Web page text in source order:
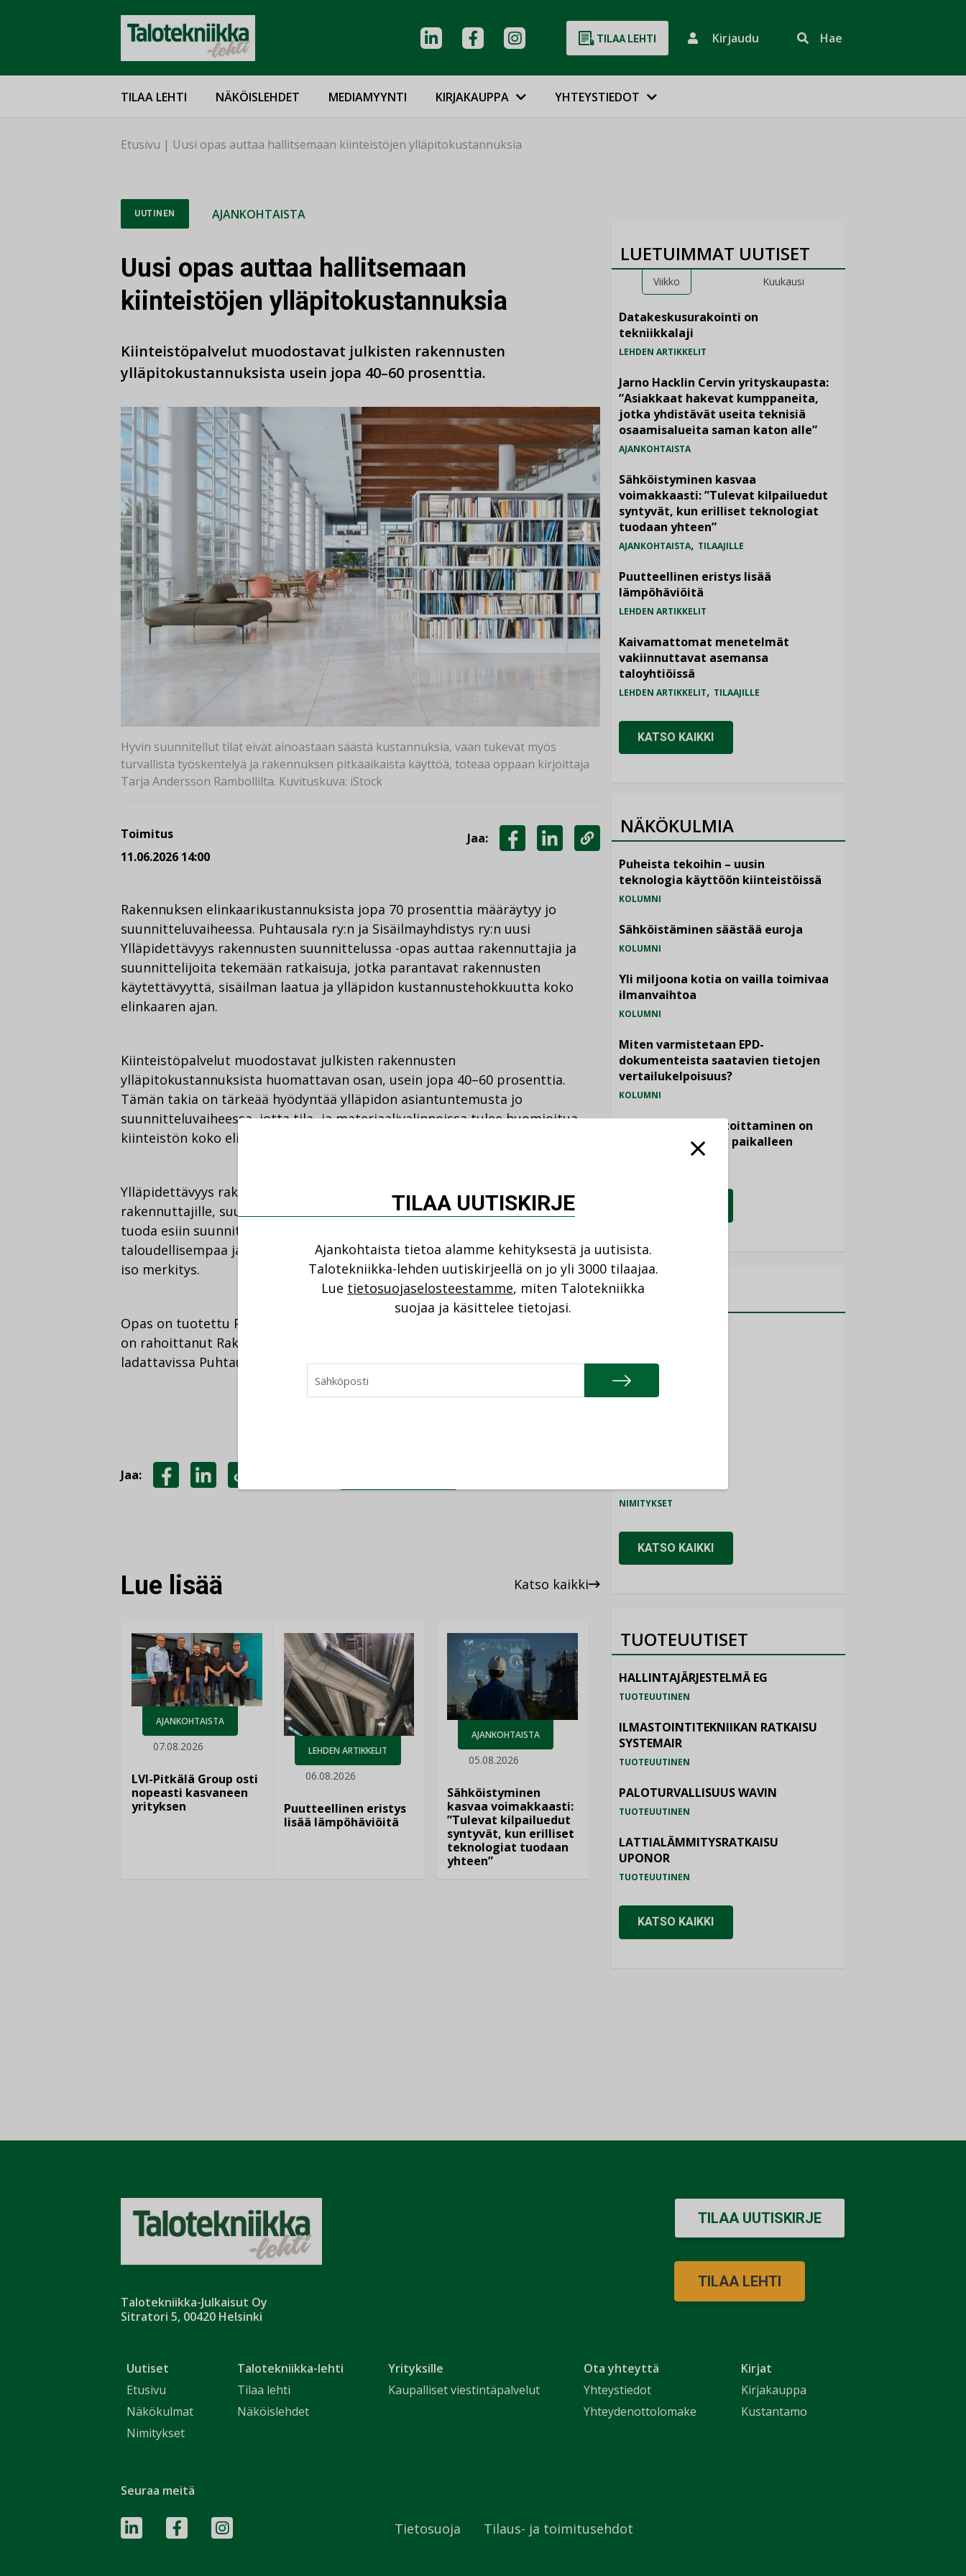
TILAA LEHTI Kirjaudu Hae
TILAA LEHTI NÄKÖISLEHDET MEDIAMYYNTI KIRJAKAUPPA YHTEYSTIEDOT
Etusivu | Uusi opas auttaa hallitsemaan kiinteistöjen ylläpitokustannuksia
UUTINEN AJANKOHTAISTA
Uusi opas auttaa hallitsemaan
kiinteistöjen ylläpitokustannuksia
Kiinteistöpalvelut muodostavat julkisten rakennusten
ylläpitokustannuksista usein jopa 40–60 prosenttia.
Hyvin suunnitellut tilat eivät ainoastaan säästä kustannuksia, vaan tukevat myös
turvallista työskentelyä ja rakennuksen pitkäaikaista käyttöä, toteaa oppaan kirjoittaja
Tarja Andersson Rambollilta. Kuvituskuva: iStock
Toimitus
11.06.2026 14:00
Jaa:
LINKEDINISSÄ
KOPIOI
LINKKI
Rakennuksen elinkaarikustannuksista jopa 70 prosenttia määräytyy jo
suunnitteluvaiheessa. Puhtausala ry:n ja Sisäilmayhdistys ry:n uusi
Ylläpidettävyys rakennusten suunnittelussa -opas auttaa rakennuttajia ja
suunnittelijoita tekemään ratkaisuja, jotka parantavat rakennusten
käytettävyyttä, sisäilman laatua ja ylläpidon kustannustehokkuutta koko
elinkaaren ajan.
Kiinteistöpalvelut muodostavat julkisten rakennusten
ylläpitokustannuksista huomattavan osan, usein jopa 40–60 prosenttia.
Tämän takia on tärkeää hyödyntää ylläpidon asiantuntemusta jo
suunnitteluvaiheessa, jotta tila- ja materiaalivalinnoissa tulee huomioitua
kiinteistön koko elinkaaren aikana ylläpidosta syntyvät kustannukset.
Ylläpidettävyys rakennusten suunnittelussa -opas on tarkoitettu työkaluksi
rakennuttajille, suunnittelijoille ja päätöksentekijöille. Sen tavoitteena on
tuoda esiin suunnitteluratkaisuja, joiden avulla ylläpito on sujuvampaa,
taloudellisempaa ja kestävämpää. Joskus hyvin pienilläkin valinnoilla voi olla
iso merkitys.
Opas on tuotettu Puhtausala ry:n ja Sisäilmayhdistys ry:n yhteistyönä, ja sen
on rahoittanut Rakennustuotteiden Laatu Säätiö. Opas on vapaasti
ladattavissa Puhtausalan ja Sisäilmayhdistyksen verkkosivuilta.
Jaa:
KOPIOI
Lue lisää Katso kaikki
AJANKOHTAISTA
07.08.2026
LVI-Pitkälä Group osti
nopeasti kasvaneen
yrityksen
LEHDEN ARTIKKELIT
06.08.2026
Puutteellinen eristys
lisää lämpöhäviöitä
AJANKOHTAISTA
05.08.2026
Sähköistyminen
kasvaa voimakkaasti:
”Tulevat kilpailuedut
syntyvät, kun erilliset
teknologiat tuodaan
yhteen”
LUETUIMMAT UUTISET
Viikko Kuukausi
Datakeskusurakointi on
tekniikkalaji
LEHDEN ARTIKKELIT
Jarno Hacklin Cervin yrityskaupasta:
”Asiakkaat hakevat kumppaneita,
jotka yhdistävät useita teknisiä
osaamisalueita saman katon alle”
AJANKOHTAISTA
Sähköistyminen kasvaa
voimakkaasti: ”Tulevat kilpailuedut
syntyvät, kun erilliset teknologiat
tuodaan yhteen”
AJANKOHTAISTA, TILAAJILLE
Puutteellinen eristys lisää
lämpöhäviöitä
LEHDEN ARTIKKELIT
Kaivamattomat menetelmät
vakiinnuttavat asemansa
taloyhtiöissä
LEHDEN ARTIKKELIT, TILAAJILLE
KATSO KAIKKI
NÄKÖKULMIA
Puheista tekoihin – uusin
teknologia käyttöön kiinteistöissä
KOLUMNI
Sähköistäminen säästää euroja
KOLUMNI
Yli miljoona kotia on vailla toimivaa
ilmanvaihtoa
KOLUMNI
Miten varmistetaan EPD-
dokumenteista saatavien tietojen
vertailukelpoisuus?
KOLUMNI
Vesi- ja viemärimitoittaminen on
jämähtänyt ajassa paikalleen
NIMITYKSET
Refair
NIMITYKSET
KATSO KAIKKI
TUOTEUUTISET
HALLINTAJÄRJESTELMÄ EG
TUOTEUUTINEN
ILMASTOINTITEKNIIKAN RATKAISU
SYSTEMAIR
TUOTEUUTINEN
PALOTURVALLISUUS WAVIN
TUOTEUUTINEN
LATTIALÄMMITYSRATKAISU
UPONOR
TUOTEUUTINEN
KATSO KAIKKI
Talotekniikka-Julkaisut Oy
Sitratori 5, 00420 Helsinki
Uutiset
Etusivu
Näkökulmat
Nimitykset
Talotekniikka-lehti
Tilaa lehti
Näköislehdet
Yrityksille
Kaupalliset viestintäpalvelut
Ota yhteyttä
Yhteystiedot
Yhteydenottolomake
Kirjat
Kirjakauppa
Kustantamo
TILAA UUTISKIRJE
TILAA LEHTI
Seuraa meitä
Tietosuoja Tilaus- ja toimitusehdot
TILAA UUTISKIRJE
Ajankohtaista tietoa alamme kehityksestä ja uutisista.
Talotekniikka-lehden uutiskirjeellä on jo yli 3000 tilaajaa.
Lue tietosuojaselosteestamme, miten Talotekniikka
suojaa ja käsittelee tietojasi.